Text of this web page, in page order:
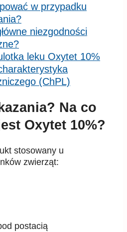
w przypadku
niezgodności
leku Oxytet 10%
(ChPL)
Na co
Oxytet 10%?
stosowany u
zwierząt:
postacią